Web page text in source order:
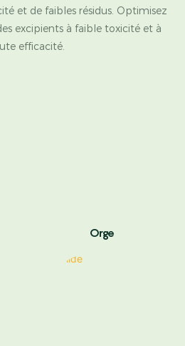
et de faibles résidus. Optimisez
excipients à faible toxicité et à
efficacité.
Orge